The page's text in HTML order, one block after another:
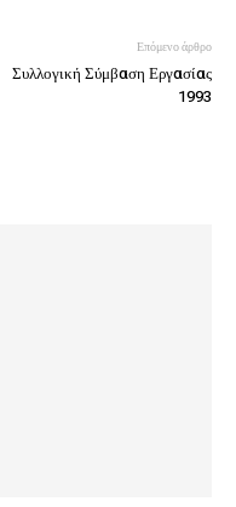
Επόμενο άρθρο
Συλλογική Σύμβαση Εργασίας
1993